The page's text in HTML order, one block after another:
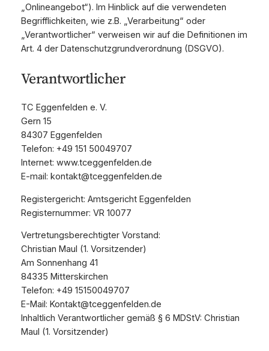
„Onlineangebot“). Im Hinblick auf die verwendeten
Begrifflichkeiten, wie z.B. „Verarbeitung“ oder
„Verantwortlicher“ verweisen wir auf die Definitionen im
Art. 4 der Datenschutzgrundverordnung (DSGVO).
Verantwortlicher
TC Eggenfelden e. V.
Gern 15
84307 Eggenfelden
Telefon: +49 151 50049707
Internet: www.tceggenfelden.de
E-mail: kontakt@tceggenfelden.de
Registergericht: Amtsgericht Eggenfelden
Registernummer: VR 10077
Vertretungsberechtigter Vorstand:
Christian Maul (1. Vorsitzender)
Am Sonnenhang 41
84335 Mitterskirchen
Telefon: +49 15150049707
E-Mail: Kontakt@tceggenfelden.de
Inhaltlich Verantwortlicher gemäß § 6 MDStV: Christian
Maul (1. Vorsitzender)